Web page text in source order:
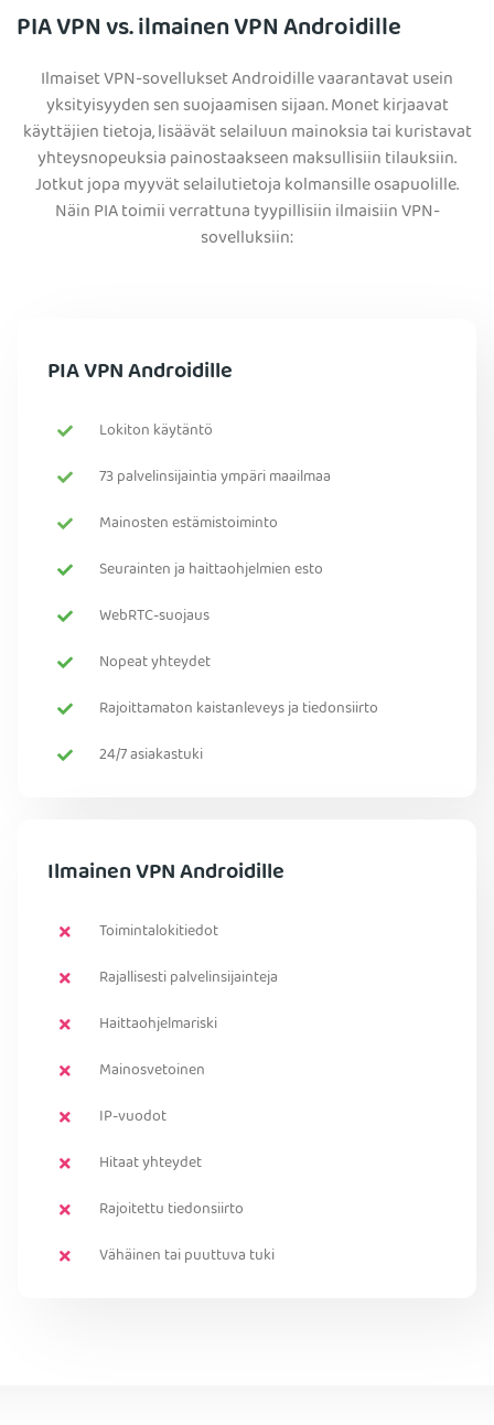
PIA VPN vs. ilmainen VPN Androidille
Ilmaiset VPN-sovellukset Androidille vaarantavat usein
yksityisyyden sen suojaamisen sijaan. Monet kirjaavat
käyttäjien tietoja, lisäävät selailuun mainoksia tai kuristavat
yhteysnopeuksia painostaakseen maksullisiin tilauksiin.
Jotkut jopa myyvät selailutietoja kolmansille osapuolille.
Näin PIA toimii verrattuna tyypillisiin ilmaisiin VPN-
sovelluksiin:
PIA VPN Androidille
Lokiton käytäntö
73 palvelinsijaintia ympäri maailmaa
Mainosten estämistoiminto
Seurainten ja haittaohjelmien esto
WebRTC-suojaus
Nopeat yhteydet
Rajoittamaton kaistanleveys ja tiedonsiirto
24/7 asiakastuki
Ilmainen VPN Androidille
Toimintalokitiedot
Rajallisesti palvelinsijainteja
Haittaohjelmariski
Mainosvetoinen
IP-vuodot
Hitaat yhteydet
Rajoitettu tiedonsiirto
Vähäinen tai puuttuva tuki